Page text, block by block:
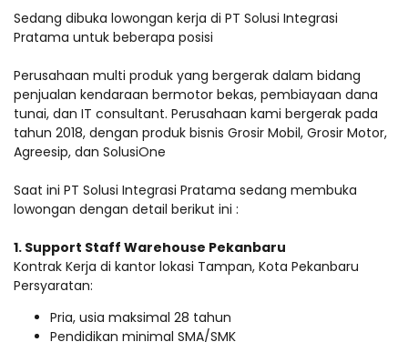
Sedang dibuka lowongan kerja di PT Solusi Integrasi
Pratama untuk beberapa posisi
Perusahaan multi produk yang bergerak dalam bidang
penjualan kendaraan bermotor bekas, pembiayaan dana
tunai, dan IT consultant. Perusahaan kami bergerak pada
tahun 2018, dengan produk bisnis Grosir Mobil, Grosir Motor,
Agreesip, dan SolusiOne
Saat ini PT Solusi Integrasi Pratama sedang membuka
lowongan dengan detail berikut ini :
1. Support Staff Warehouse Pekanbaru
Kontrak Kerja di kantor lokasi Tampan, Kota Pekanbaru
Persyaratan:
Pria, usia maksimal 28 tahun
Pendidikan minimal SMA/SMK